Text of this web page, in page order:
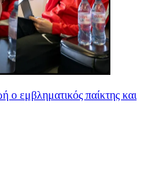
εμβληματικός παίκτης και